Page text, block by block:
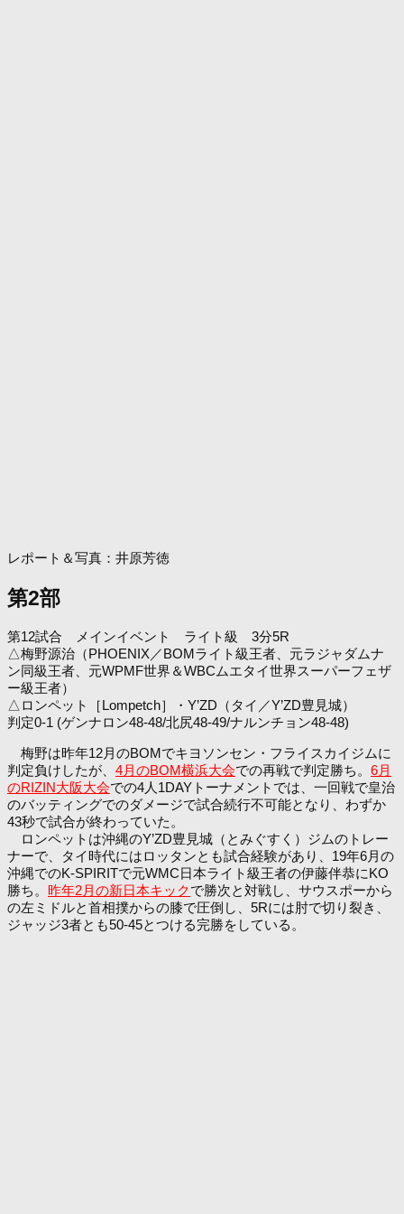
レポート＆写真：井原芳徳
第2部
第12試合 メインイベント ライト級 3分5R
△梅野源治（PHOENIX／BOMライト級王者、元ラジャダムナ
ン同級王者、元WPMF世界＆WBCムエタイ世界スーパーフェザ
ー級王者）
△ロンペット［Lompetch］・Y’ZD（タイ／Y’ZD豊見城）
判定0-1 (ゲンナロン48-48/北尻48-49/ナルンチョン48-48)
梅野は昨年12月のBOMでキヨソンセン・フライスカイジムに
判定負けしたが、 4月のBOM横浜大会での再戦で判定勝ち。 6月
のRIZIN大阪大会での4人1DAYトーナメントでは、一回戦で皇治
のバッティングでのダメージで試合続行不可能となり、わずか
43秒で試合が終わっていた。
ロンペットは沖縄のY’ZD豊見城（とみぐすく）ジムのトレー
ナーで、タイ時代にはロッタンとも試合経験があり、19年6月の
沖縄でのK-SPIRITで元WMC日本ライト級王者の伊藤伴恭にKO
勝ち。 昨年2月の新日本キックで勝次と対戦し、サウスポーから
の左ミドルと首相撲からの膝で圧倒し、5Rには肘で切り裂き、
ジャッジ3者とも50-45とつける完勝をしている。